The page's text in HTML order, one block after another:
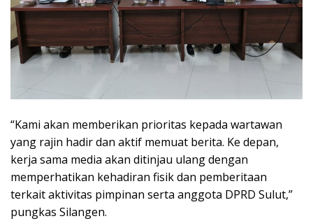
“Kami akan memberikan prioritas kepada wartawan
yang rajin hadir dan aktif memuat berita. Ke depan,
kerja sama media akan ditinjau ulang dengan
memperhatikan kehadiran fisik dan pemberitaan
terkait aktivitas pimpinan serta anggota DPRD Sulut,”
pungkas Silangen.